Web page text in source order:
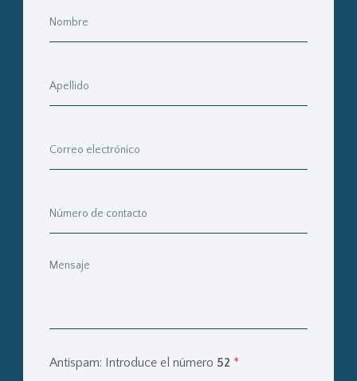
Antispam: Introduce el número 52 *